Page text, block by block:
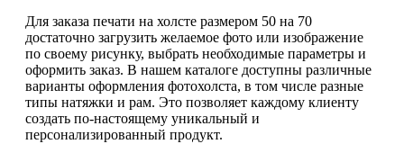
Для заказа печати на холсте размером 50 на 70
достаточно загрузить желаемое фото или изображение
по своему рисунку, выбрать необходимые параметры и
оформить заказ. В нашем каталоге доступны различные
варианты оформления фотохолста, в том числе разные
типы натяжки и рам. Это позволяет каждому клиенту
создать по-настоящему уникальный и
персонализированный продукт.